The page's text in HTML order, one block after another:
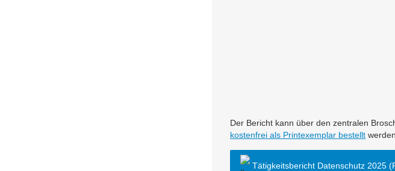
Der Bericht kann über den zentralen
kostenfrei als Printexemplar bestellt werden.
Tätigkeitsbericht Datenschutz 2025